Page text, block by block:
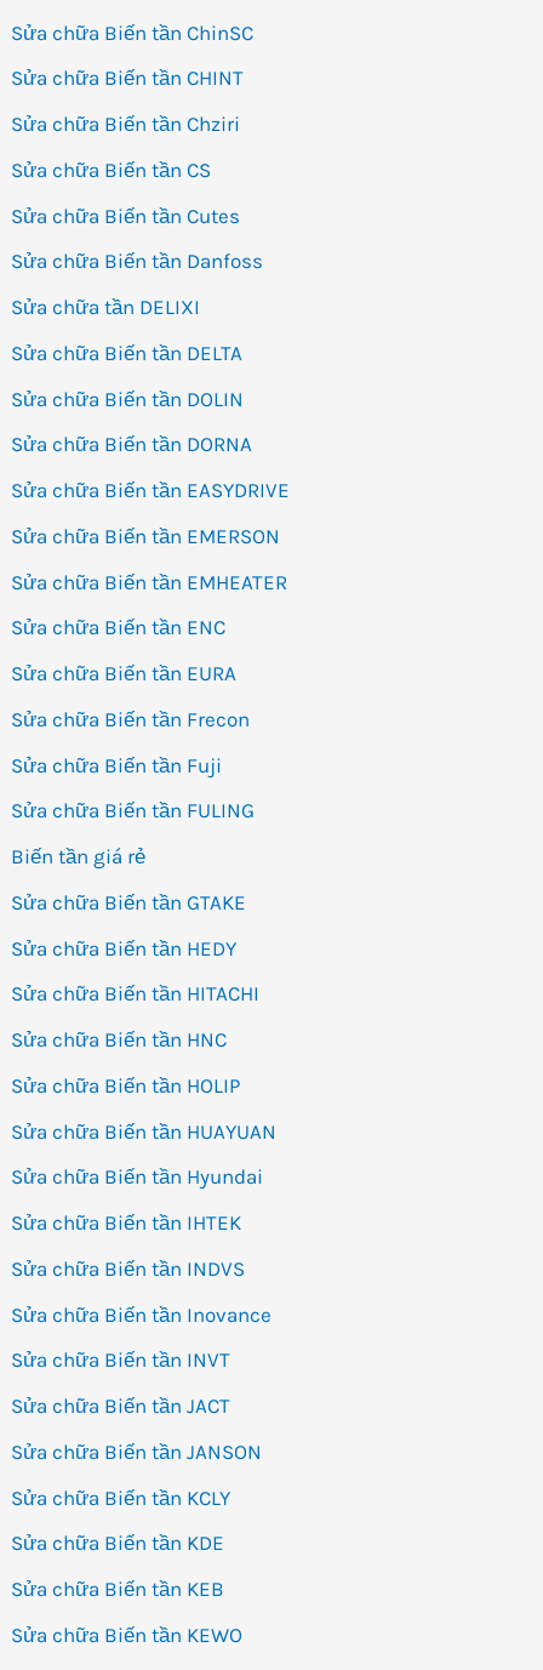
Sửa chữa Biến tần ChinSC
Sửa chữa Biến tần CHINT
Sửa chữa Biến tần Chziri
Sửa chữa Biến tần CS
Sửa chữa Biến tần Cutes
Sửa chữa Biến tần Danfoss
Sửa chữa tần DELIXI
Sửa chữa Biến tần DELTA
Sửa chữa Biến tần DOLIN
Sửa chữa Biến tần DORNA
Sửa chữa Biến tần EASYDRIVE
Sửa chữa Biến tần EMERSON
Sửa chữa Biến tần EMHEATER
Sửa chữa Biến tần ENC
Sửa chữa Biến tần EURA
Sửa chữa Biến tần Frecon
Sửa chữa Biến tần Fuji
Sửa chữa Biến tần FULING
Biến tần giá rẻ
Sửa chữa Biến tần GTAKE
Sửa chữa Biến tần HEDY
Sửa chữa Biến tần HITACHI
Sửa chữa Biến tần HNC
Sửa chữa Biến tần HOLIP
Sửa chữa Biến tần HUAYUAN
Sửa chữa Biến tần Hyundai
Sửa chữa Biến tần IHTEK
Sửa chữa Biến tần INDVS
Sửa chữa Biến tần Inovance
Sửa chữa Biến tần INVT
Sửa chữa Biến tần JACT
Sửa chữa Biến tần JANSON
Sửa chữa Biến tần KCLY
Sửa chữa Biến tần KDE
Sửa chữa Biến tần KEB
Sửa chữa Biến tần KEWO